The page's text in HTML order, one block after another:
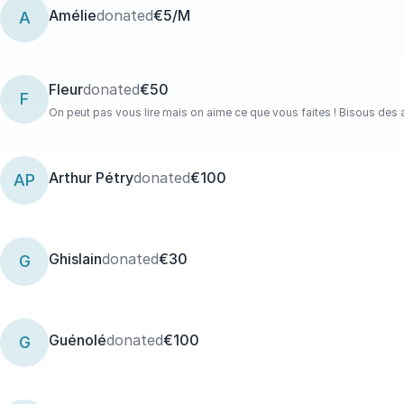
A Améliedonated€5/M
F Fleurdonated€50
On peut pas vous lire mais on aime ce que vous faites ! Bisous des
AP Arthur Pétrydonated€100
G Ghislaindonated€30
G Guénolédonated€100